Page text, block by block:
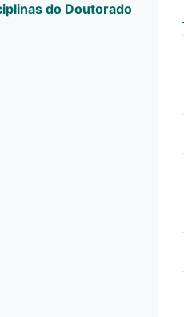
do Doutorado